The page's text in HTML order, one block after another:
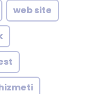
web site